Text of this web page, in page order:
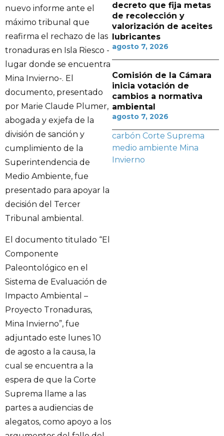
nuevo informe ante el
máximo tribunal que
reafirma el rechazo de las
tronaduras en Isla Riesco -
lugar donde se encuentra
Mina Invierno-. El
documento, presentado
por Marie Claude Plumer,
abogada y exjefa de la
división de sanción y
cumplimiento de la
Superintendencia de
Medio Ambiente, fue
presentado para apoyar la
decisión del Tercer
Tribunal ambiental.
El documento titulado “El
Componente
Paleontológico en el
Sistema de Evaluación de
Impacto Ambiental –
Proyecto Tronaduras,
Mina Invierno”, fue
adjuntado este lunes 10
de agosto a la causa, la
cual se encuentra a la
espera de que la Corte
Suprema llame a las
partes a audiencias de
alegatos, como apoyo a los
decreto que fija metas
de recolección y
valorización de aceites
lubricantes
agosto 7, 2026
Comisión de la Cámara
inicia votación de
cambios a normativa
ambiental
agosto 7, 2026
carbón Corte Suprema
medio ambiente Mina
Invierno